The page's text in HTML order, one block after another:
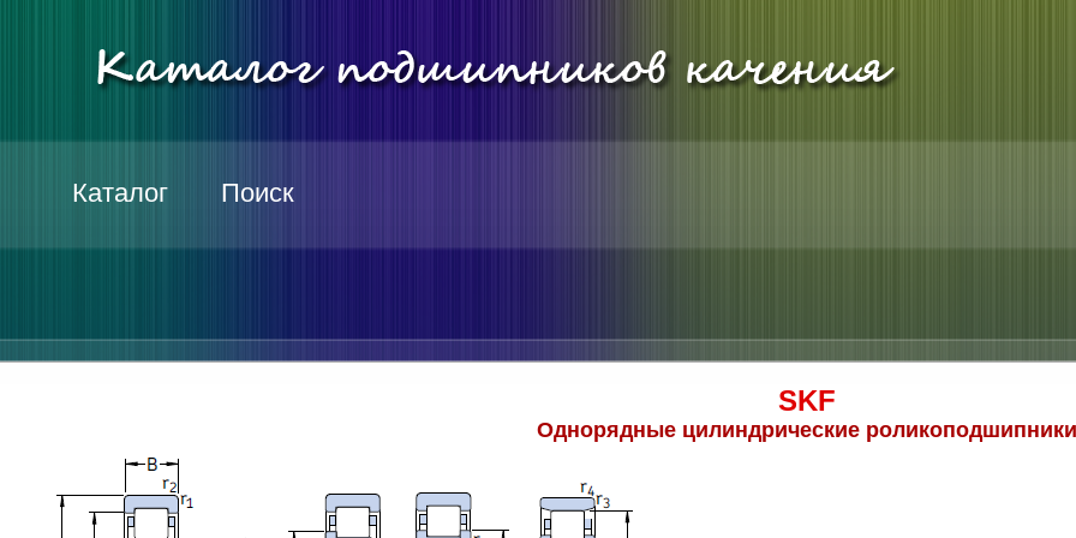
Каталог Поиск
SKF
Однорядные цилиндрические роликоподшипники